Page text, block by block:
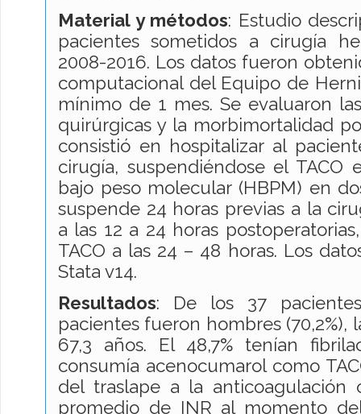
Material y métodos: Estudio
pacientes sometidos a cirugía
2008-2016. Los datos fueron
computacional del Equipo de
mínimo de 1 mes. Se evaluaron
quirúrgicas y la morbimortalidad
consistió en hospitalizar al
cirugía, suspendiéndose el TACO
bajo peso molecular (HBPM) en
suspende 24 horas previas a la
a las 12 a 24 horas
TACO a las 24 – 48 horas. Los
Stata v14.
Resultados: De los 37
pacientes fueron hombres
67,3 años. El 48,7% tenían
consumía acenocumarol como
del traslape a la anticoagulación
promedio de INR al momento